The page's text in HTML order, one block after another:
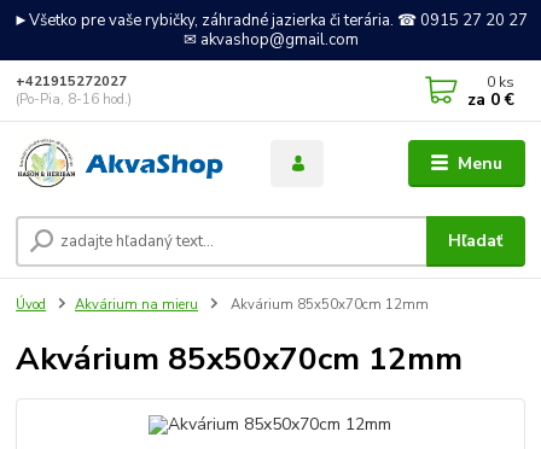
►Všetko pre vaše rybičky, záhradné jazierka či terária. ☎ 0915 27 20 27
✉ akvashop@gmail.com
Menu
Hľadať
+421915272027
(Po-Pia, 8-16 hod.)
0 ks
za 0 €
Úvod Akvárium na mieru Akvárium 85x50x70cm 12mm
Akvárium 85x50x70cm 12mm